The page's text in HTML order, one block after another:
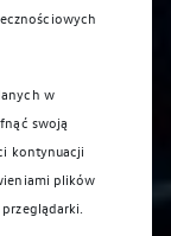
w
swoją
kontynuacji
plików